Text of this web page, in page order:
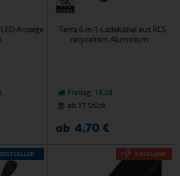
Anzeige
Terra 6-in-1-Ladekabel aus RCS
recyceltem Aluminium
Freitag, 14.08.
ab 17 Stück
ab 4,70 €